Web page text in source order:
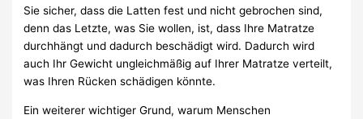
Sie sicher, dass die Latten fest und nicht gebrochen sind,
denn das Letzte, was Sie wollen, ist, dass Ihre Matratze
durchhängt und dadurch beschädigt wird. Dadurch wird
auch Ihr Gewicht ungleichmäßig auf Ihrer Matratze verteilt,
was Ihren Rücken schädigen könnte.
Ein weiterer wichtiger Grund, warum Menschen